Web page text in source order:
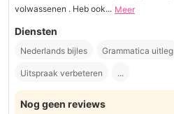
volwassenen . Heb ook... Meer
Diensten
Nederlands bijles Grammatica uitleg
Uitspraak verbeteren ...
Nog geen reviews